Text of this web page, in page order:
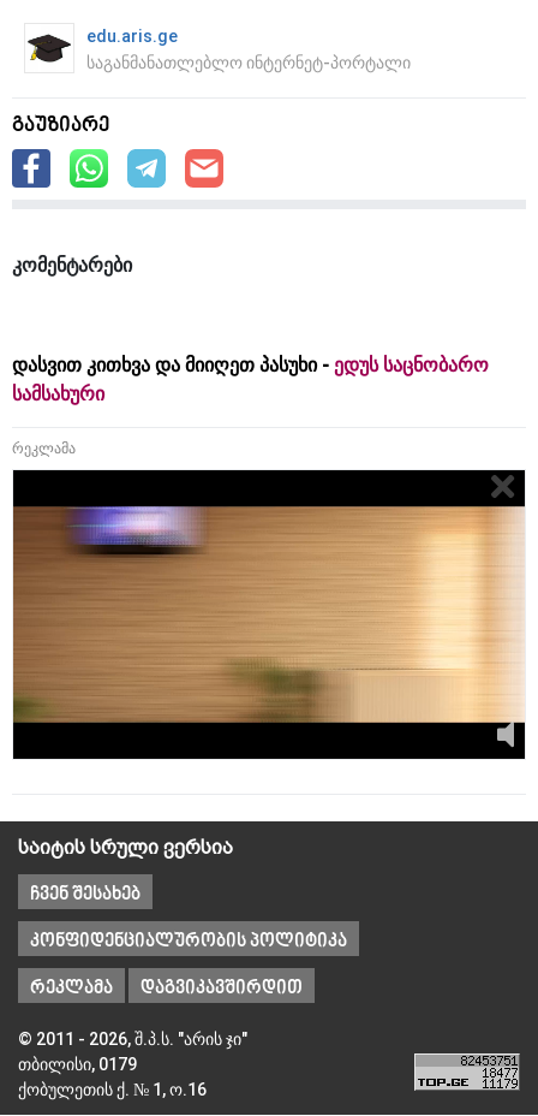
edu.aris.ge
საგანმანათლებლო ინტერნეტ-პორტალი
გაუზიარე
კომენტარები
დასვით კითხვა და მიიღეთ პასუხი - ედუს საცნობარო
სამსახური
რეკლამა
საიტის სრული ვერსია
ჩვენ შესახებ
კონფიდენციალურობის პოლიტიკა
რეკლამა დაგვიკავშირდით
© 2011 - 2026, შ.პ.ს. "არის ჯი"
თბილისი, 0179
ქობულეთის ქ. № 1, ო.16